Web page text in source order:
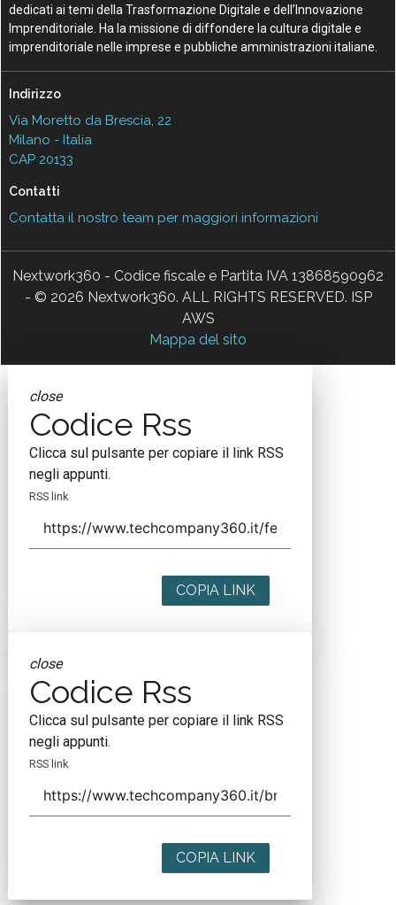
dedicati ai temi della Trasformazione Digitale e dell’Innovazione
Imprenditoriale. Ha la missione di diffondere la cultura digitale e
imprenditoriale nelle imprese e pubbliche amministrazioni italiane.
Indirizzo
Via Moretto da Brescia, 22
Milano - Italia
CAP 20133
Contatti
Contatta il nostro team per maggiori informazioni
Nextwork360 - Codice fiscale e Partita IVA 13868590962
- © 2026 Nextwork360. ALL RIGHTS RESERVED. ISP
AWS
Mappa del sito
close
Codice Rss
Clicca sul pulsante per copiare il link RSS
negli appunti.
RSS link
COPIA LINK
close
Codice Rss
Clicca sul pulsante per copiare il link RSS
negli appunti.
RSS link
COPIA LINK